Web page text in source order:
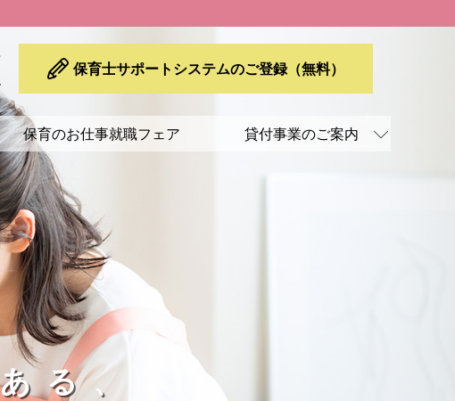
保育のお仕事就職フェア 貸付事業のご案内
保育士修学資金貸付
保育補助者雇上費貸付
保育士サポートシステムのご登録（無料）
る、